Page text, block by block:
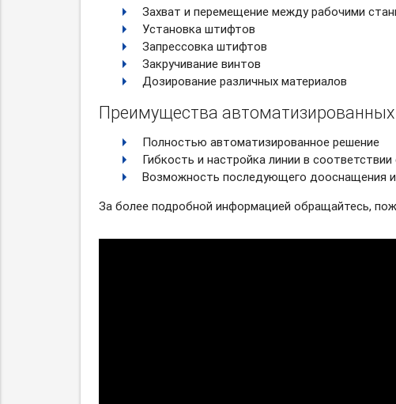
Захват и перемещение между рабочими
Установка штифтов
Запрессовка штифтов
Закручивание винтов
Дозирование различных материалов
Преимущества
Полностью автоматизированное решение
Гибкость и настройка линии в
Возможность последующего дооснащения
За более подробной информацией обращайтесь,